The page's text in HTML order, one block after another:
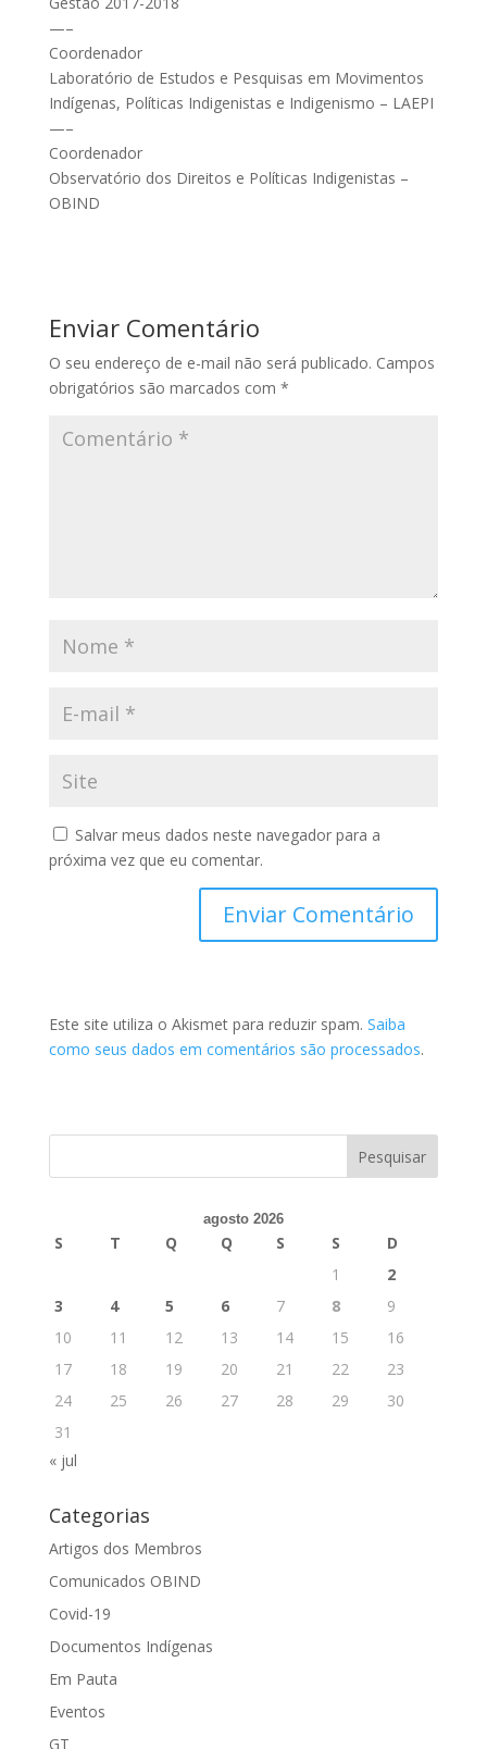
—–
Coordenador
Laboratório de Estudos e Pesquisas em Movimentos
Indígenas, Políticas Indigenistas e Indigenismo – LAEPI
—–
Coordenador
Observatório dos Direitos e Políticas Indigenistas –
OBIND
Enviar Comentário
O seu endereço de e-mail não será publicado. Campos
obrigatórios são marcados com *
Salvar meus dados neste navegador para a
próxima vez que eu comentar.
Este site utiliza o Akismet para reduzir spam. Saiba
como seus dados em comentários são processados.
agosto 2026
S T Q Q S S
D
1
2
3
4 5 6 7 8
9
10
11 12 13 14 15
16
17
18 19 20 21 22
23
24
25 26 27 28 29
30
31
« jul
Categorias
Artigos dos Membros
Comunicados OBIND
Covid-19
Documentos Indígenas
Em Pauta
Eventos
GT